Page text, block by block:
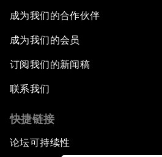
成为我们的合作伙伴
成为我们的会员
订阅我们的新闻稿
联系我们
快捷链接
论坛可持续性